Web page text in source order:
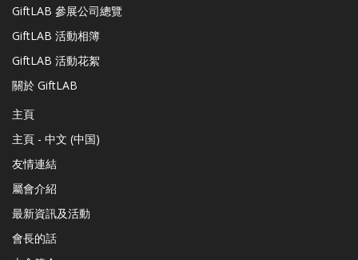
GiftLAB 參展公司總覽
GiftLAB 活動相簿
GiftLAB 活動花絮
關於 GiftLAB
主頁
主頁 - 中文 (中国)
友情連結
屬會介紹
最新資訊及活動
會長的話